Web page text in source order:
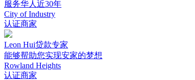
服务华人近30年
City of Industry
认证商家
Leon Hui贷款专家
能够帮助您实现安家的梦想
Rowland Heights
认证商家